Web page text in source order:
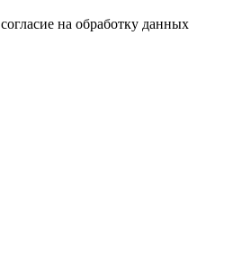
согласие на обработку данных